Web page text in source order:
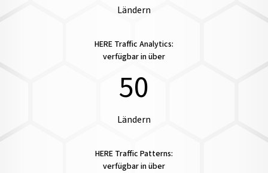
Ländern
HERE Traffic Analytics:
verfügbar in über
50
Ländern
HERE Traffic Patterns:
verfügbar in über